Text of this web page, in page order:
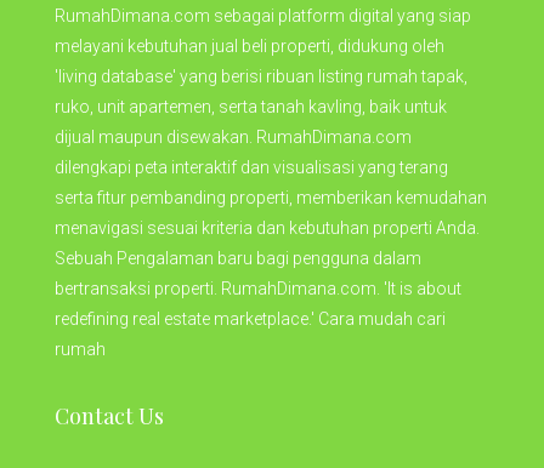
RumahDimana.com sebagai platform digital yang siap
melayani kebutuhan jual beli properti, didukung oleh
'living database' yang berisi ribuan listing rumah tapak,
ruko, unit apartemen, serta tanah kavling, baik untuk
dijual maupun disewakan. RumahDimana.com
dilengkapi peta interaktif dan visualisasi yang terang
serta fitur pembanding properti, memberikan kemudahan
menavigasi sesuai kriteria dan kebutuhan properti Anda.
Sebuah Pengalaman baru bagi pengguna dalam
bertransaksi properti. RumahDimana.com. 'It is about
redefining real estate marketplace.' Cara mudah cari
rumah
Contact Us